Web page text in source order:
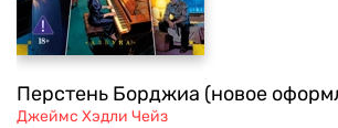
Перстень Борджиа (новое
Джеймс Хэдли Чейз